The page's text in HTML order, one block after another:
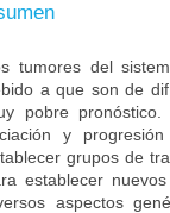
tumores del
a que son de
pobre
y
grupos de
establecer
aspectos